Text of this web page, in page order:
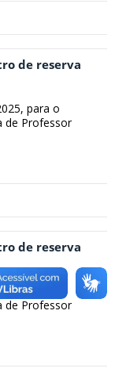
de reserva
para o
de Professor
de reserva
para o
de Professor